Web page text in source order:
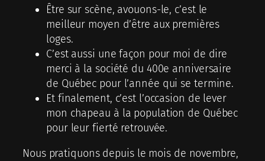
Être sur scène, avouons-le, c’est le
meilleur moyen d’être aux premières
loges.
C’est aussi une façon pour moi de dire
merci à la société du 400e anniversaire
de Québec pour l’année qui se termine.
Et finalement, c’est l’occasion de lever
mon chapeau à la population de Québec
pour leur fierté retrouvée.
Nous pratiquons depuis le mois de novembre,